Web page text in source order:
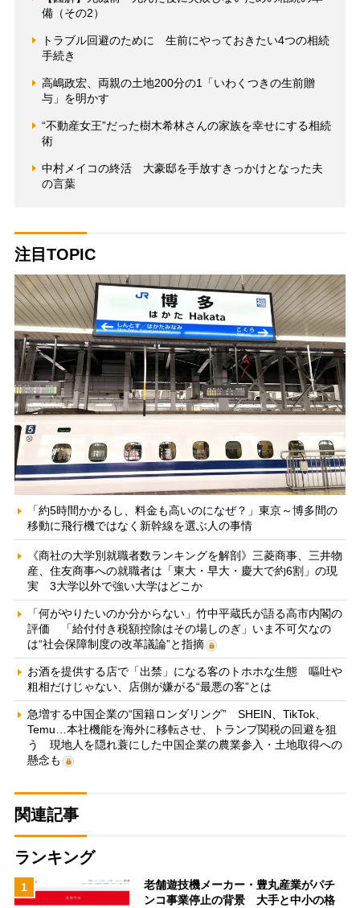
備（その2）
トラブル回避のために 生前にやっておきたい4つの相続
手続き
高嶋政宏、両親の土地200分の1「いわくつきの生前贈
与」を明かす
“不動産女王”だった樹木希林さんの家族を幸せにする相続
術
中村メイコの終活 大豪邸を手放すきっかけとなった夫
の言葉
注目TOPIC
「約5時間かかるし、料金も高いのになぜ？」東京～博多間の
移動に飛行機ではなく新幹線を選ぶ人の事情
《商社の大学別就職者数ランキングを解剖》三菱商事、三井物
産、住友商事への就職者は「東大・早大・慶大で約6割」の現
実 3大学以外で強い大学はどこか
「何がやりたいのか分からない」竹中平蔵氏が語る高市内閣の
評価 「給付付き税額控除はその場しのぎ」いま不可欠なの
は“社会保障制度の改革議論”と指摘
お酒を提供する店で「出禁」になる客のトホホな生態 嘔吐や
粗相だけじゃない、店側が嫌がる“最悪の客”とは
急増する中国企業の“国籍ロンダリング” SHEIN、TikTok、
Temu…本社機能を海外に移転させ、トランプ関税の回避を狙
う 現地人を隠れ蓑にした中国企業の農業参入・土地取得への
懸念も
関連記事
ランキング
1
老舗遊技機メーカー・豊丸産業がパチ
ンコ事業停止の背景 大手と中小の格